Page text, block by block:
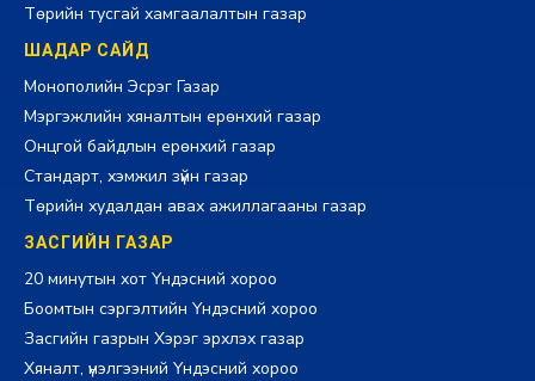
Төрийн тусгай хамгаалалтын газар
ШАДАР САЙД
Монополийн Эсрэг Газар
Мэргэжлийн хяналтын ерөнхий газар
Онцгой байдлын ерөнхий газар
Стандарт, хэмжил зүйн газар
Төрийн худалдан авах ажиллагааны газар
ЗАСГИЙН ГАЗАР
20 минутын хот Үндэсний хороо
Боомтын сэргэлтийн Үндэсний хороо
Засгийн газрын Хэрэг эрхлэх газар
Хяналт, үнэлгээний Үндэсний хороо